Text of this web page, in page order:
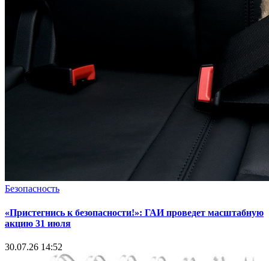
Безопасность
«Пристегнись к безопасности!»: ГАИ проведет масштабную
акцию 31 июля
30.07.26 14:52